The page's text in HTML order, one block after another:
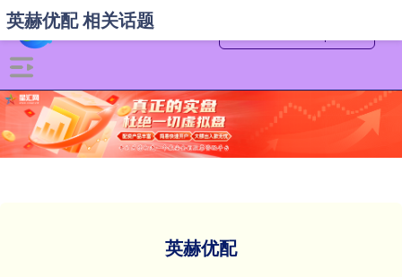
英赫优配
英赫优配 相关话题